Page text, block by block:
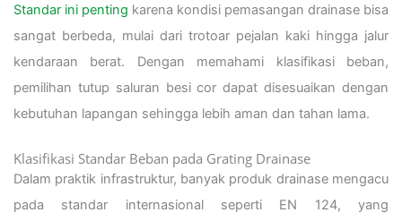
Standar ini penting karena kondisi pemasangan drainase bisa
sangat berbeda, mulai dari trotoar pejalan kaki hingga jalur
kendaraan berat. Dengan memahami klasifikasi beban,
pemilihan tutup saluran besi cor dapat disesuaikan dengan
kebutuhan lapangan sehingga lebih aman dan tahan lama.
Klasifikasi Standar Beban pada Grating Drainase
Dalam praktik infrastruktur, banyak produk drainase mengacu
pada standar internasional seperti EN 124, yang